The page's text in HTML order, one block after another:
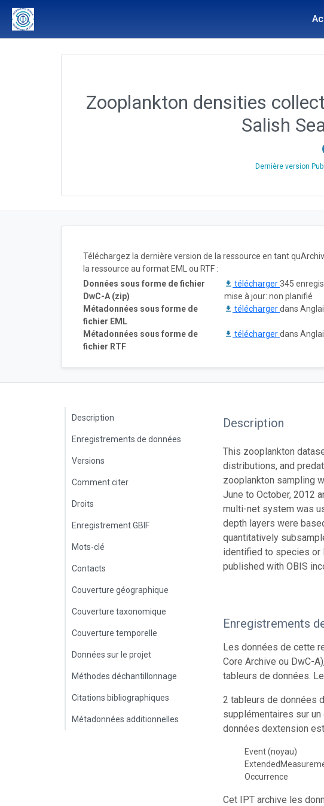
Zooplankton densities
Salish
Dernière version
Téléchargez la dernière version de la ressource en tant
la ressource au format EML ou RTF :
Données sous forme de fichier
DwC-A (zip)
télécharger345
mise à jour: non planifié
Métadonnées sous forme de
fichier EML
téléchargerdans
Métadonnées sous forme de
fichier RTF
téléchargerdans
Description
Enregistrements de données
Versions
Comment citer
Droits
Enregistrement GBIF
Mots-clé
Contacts
Couverture géographique
Couverture taxonomique
Couverture temporelle
Données sur le projet
Méthodes déchantillonnage
Citations bibliographiques
Métadonnées additionnelles
Description
This zooplankton
distributions, and
zooplankton sampling
June to October, 2012
multi-net system was
depth layers were
quantitatively
identified to species or
published with OBIS
Enregistrements
Les données de cette
Core Archive ou DwC-
tableurs de données.
2 tableurs de données
supplémentaires sur
données dextension
Event (noyau)
Occurrence
Cet IPT archive les